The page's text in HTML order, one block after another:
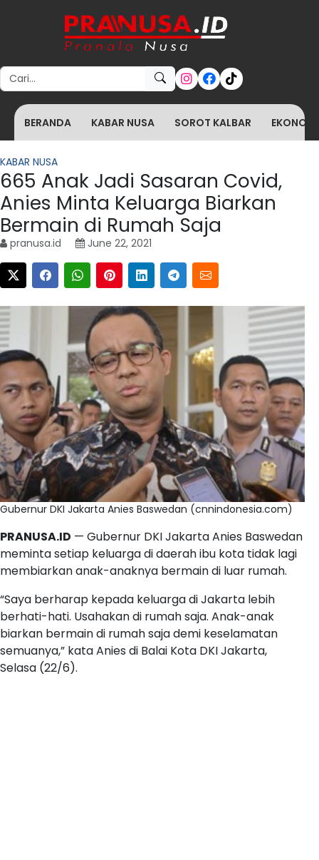
Search for:
BERANDA KABAR NUSA SOROT KALBAR
KABAR NUSA
665 Anak Jadi Sasaran Covid,
Anies Minta Keluarga Biarkan
Bermain di Rumah Saja
pranusa.id June 22, 2021
Gubernur DKI Jakarta Anies Baswedan (cnnindonesia.com)
PRANUSA.ID — Gubernur DKI Jakarta Anies Baswedan
meminta setiap keluarga di daerah ibu kota tidak lagi
membiarkan anak-anaknya bermain di luar rumah.
“Saya berharap kepada keluarga di Jakarta lebih
berhati-hati. Usahakan di rumah saja. Anak-anak
biarkan bermain di rumah saja demi keselamatan
semuanya,” kata Anies di Balai Kota DKI Jakarta,
Selasa (22/6).